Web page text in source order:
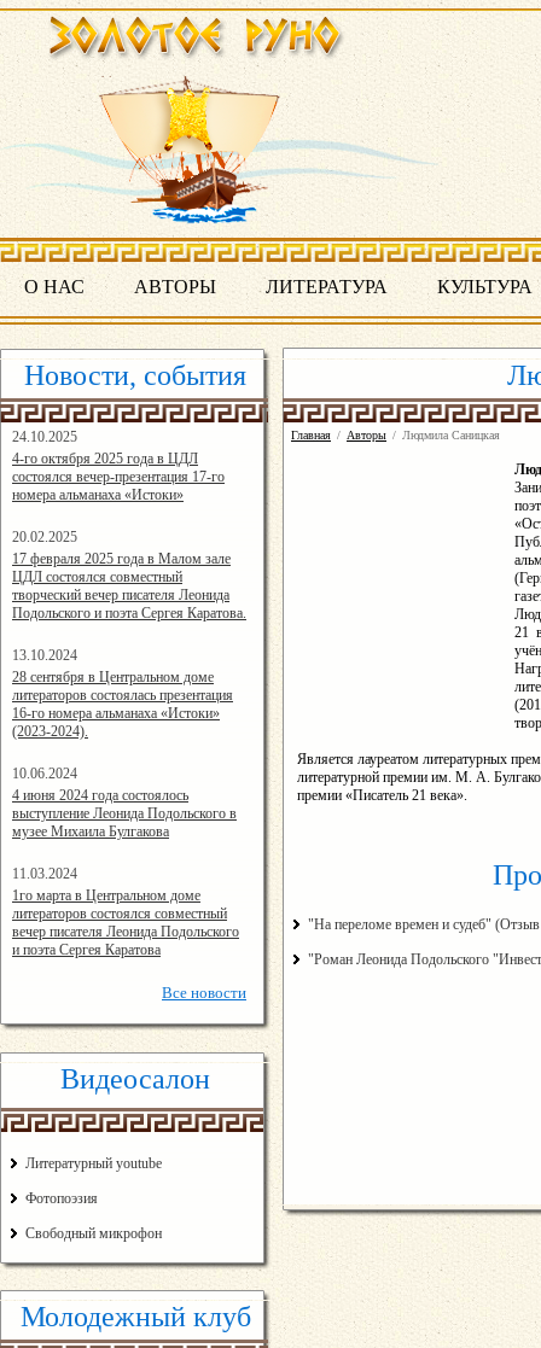
О НАС АВТОРЫ ЛИТЕРАТУРА КУЛЬТУРА
Новости, события
24.10.2025
16:19:07
4-го октября 2025 года в ЦДЛ
состоялся вечер-презентация 17-го
номера альманаха «Истоки»
20.02.2025
14:24:00
17 февраля 2025 года в Малом зале
ЦДЛ состоялся совместный
творческий вечер писателя Леонида
Подольского и поэта Сергея Каратова.
13.10.2024
14:08:11
28 сентября в Центральном доме
литераторов состоялась презентация
16-го номера альманаха «Истоки»
(2023-2024).
10.06.2024
15:02:44
4 июня 2024 года состоялось
выступление Леонида Подольского в
музее Михаила Булгакова
11.03.2024
15:06:16
1го марта в Центральном доме
литераторов состоялся совместный
вечер писателя Леонида Подольского
и поэта Сергея Каратова
Все новости
Видеосалон
Литературный youtube
Фотопоэзия
Свободный микрофон
Молодежный клуб
Главная / Авторы / Людмила Саницкая
21
Является лауреатом литературных
литературной премии им. М. А.
премии «Писатель 21 века».
"На переломе времен и судеб"
"Роман Леонида Подольского